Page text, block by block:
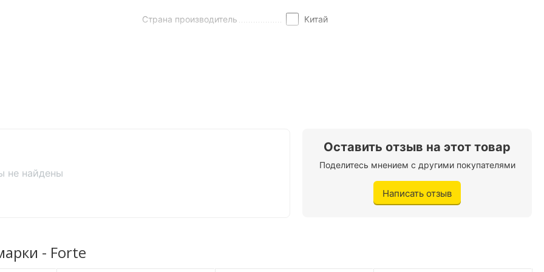
Страна производитель Китай
не найдены
Оставить отзыв на этот товар
Поделитесь мнением с другими покупателями
Написать отзыв
- Forte